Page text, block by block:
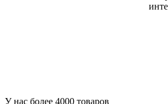
У нас более 4000 товаров